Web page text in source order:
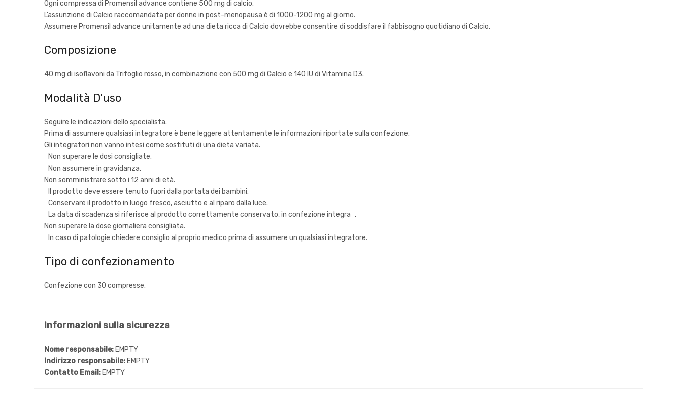
Ogni compressa di Promensil advance contiene 500 mg di calcio.
L’assunzione di Calcio raccomandata per donne in post-menopausa è di 1000-1200 mg al giorno.
Assumere Promensil advance unitamente ad una dieta ricca di Calcio dovrebbe consentire di soddisfare il fabbisogno quotidiano di Calcio.
Composizione
40 mg di isoflavoni da Trifoglio rosso, in combinazione con 500 mg di Calcio e 140 IU di Vitamina D3.
Modalità D'uso
Seguire le indicazioni dello specialista.
Prima di assumere qualsiasi integratore è bene leggere attentamente le informazioni riportate sulla confezione.
Gli integratori non vanno intesi come sostituti di una dieta variata.
Non superare le dosi consigliate.
Non assumere in gravidanza.
Non somministrare sotto i 12 anni di età.
Il prodotto deve essere tenuto fuori dalla portata dei bambini.
Conservare il prodotto in luogo fresco, asciutto e al riparo dalla luce.
La data di scadenza si riferisce al prodotto correttamente conservato, in confezione integra .
Non superare la dose giornaliera consigliata.
In caso di patologie chiedere consiglio al proprio medico prima di assumere un qualsiasi integratore.
Tipo di confezionamento
Confezione con 30 compresse.
Informazioni sulla sicurezza
Nome responsabile: EMPTY
Indirizzo responsabile: EMPTY
Contatto Email: EMPTY